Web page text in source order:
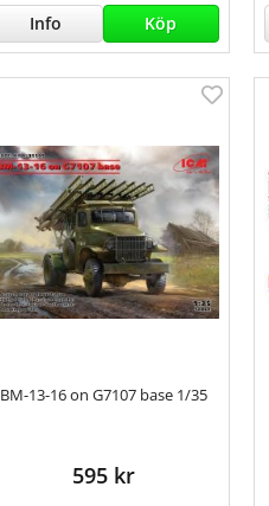
Info Köp
BM-13-16 on G7107 base 1/35
595 kr